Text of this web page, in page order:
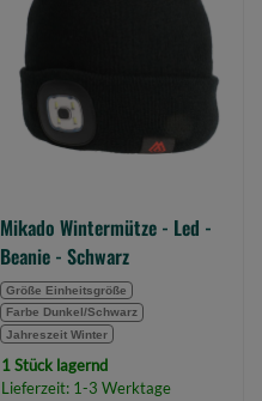
Led
Beanie
Schwarz
Mikado Wintermütze - Led -
Beanie - Schwarz
Größe Einheitsgröße
Farbe Dunkel/Schwarz
Jahreszeit Winter
1 Stück lagernd
Lieferzeit: 1-3 Werktage